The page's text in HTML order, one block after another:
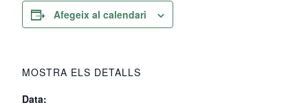
Afegeix al calendari
MOSTRA ELS DETALLS
Data: